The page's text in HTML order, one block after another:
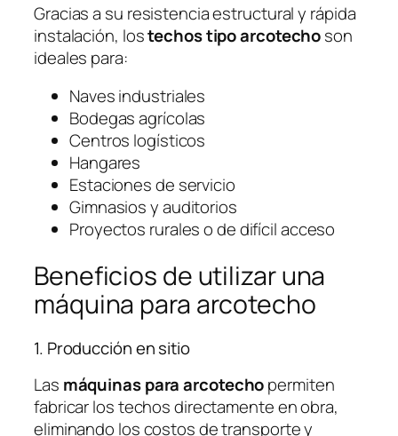
Gracias a su resistencia estructural y rápida
instalación, lostechos tipo arcotechoson
ideales para:
Naves industriales
Bodegas agrícolas
Centros logísticos
Hangares
Estaciones de servicio
Gimnasios y auditorios
Proyectos rurales o de difícil acceso
Beneficios de utilizar una
máquina para arcotecho
1. Producción en sitio
Las máquinas para arcotechopermiten
fabricar los techos directamente en obra,
eliminando los costos de transporte y